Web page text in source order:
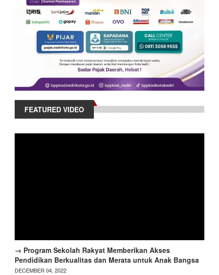
FEATURED VIDEO
→ Program Sekolah Rakyat Memberikan Akses
Pendidikan Berkualitas dan Merata untuk Anak Bangsa
DECEMBER 04, 2022